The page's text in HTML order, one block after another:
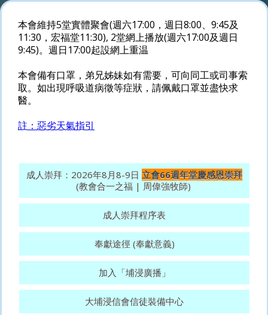
本會維持5堂實體聚會(週六17:00，週日8:00、9:45及
11:30，宏福堂11:30), 2堂網上播放(週六17:00及週日
9:45)。週日17:00起設網上重温
本會備有口罩，弟兄姊妹如有需要，可向同工或司事索
取。如出現呼吸道病徵等症狀，請佩戴口罩並盡快求
醫。
註：惡劣天氣指引
成人崇拜：2026年8月8-9日 立會66週年堂慶感恩崇拜
(教會合一之福 | 周偉強牧師)
成人崇拜程序表
奉獻途徑 (奉獻意義)
加入「埔浸廣播」
大埔浸信會信徒裝備中心